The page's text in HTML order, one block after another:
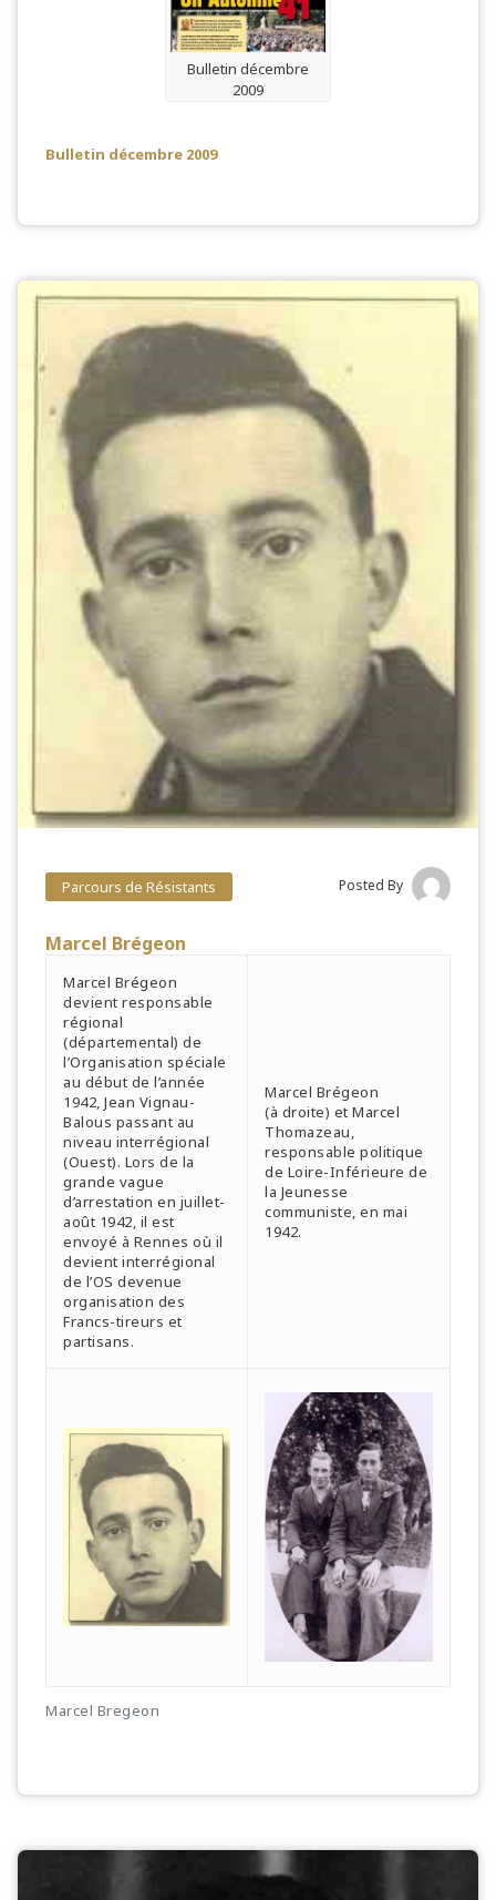
Bulletin décembre
2009
Bulletin décembre 2009
Parcours de Résistants Posted By
Marcel Brégeon
Marcel Bregeon
Marcel Brégeon
devient responsable
régional
(départemental) de
l’Organisation spéciale
au début de l’année
1942, Jean Vignau-
Balous passant au
niveau interrégional
(Ouest). Lors de la
grande vague
d’arrestation en juillet-
août 1942, il est
envoyé à Rennes où il
devient interrégional
de l’OS devenue
organisation des
Francs-tireurs et
partisans.
Marcel Brégeon
(à droite) et Marcel
Thomazeau,
responsable politique
de Loire-Inférieure de
la Jeunesse
communiste, en mai
1942.